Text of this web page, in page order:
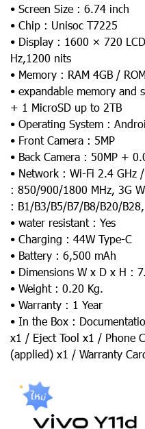
• Screen Size : 6.74 inch
• Chip : Unisoc T7225
• Display : 1600 × 720
Hz,1200 nits
• Memory : RAM 4GB /
• expandable memory and
+ 1 MicroSD up to 2TB
• Operating System :
• Front Camera : 5MP
• Back Camera : 50MP +
• Network : Wi-Fi 2.4 GHz
: 850/900/1800 MHz, 3G
: B1/B3/B5/B7/B8/B20/
• water resistant : Yes
• Charging : 44W Type-C
• Battery : 6,500 mAh
• Dimensions W x D x H :
• Weight : 0.20 Kg.
• Warranty : 1 Year
• In the Box :
x1 / Eject Tool x1 / Phone
(applied) x1 / Warranty